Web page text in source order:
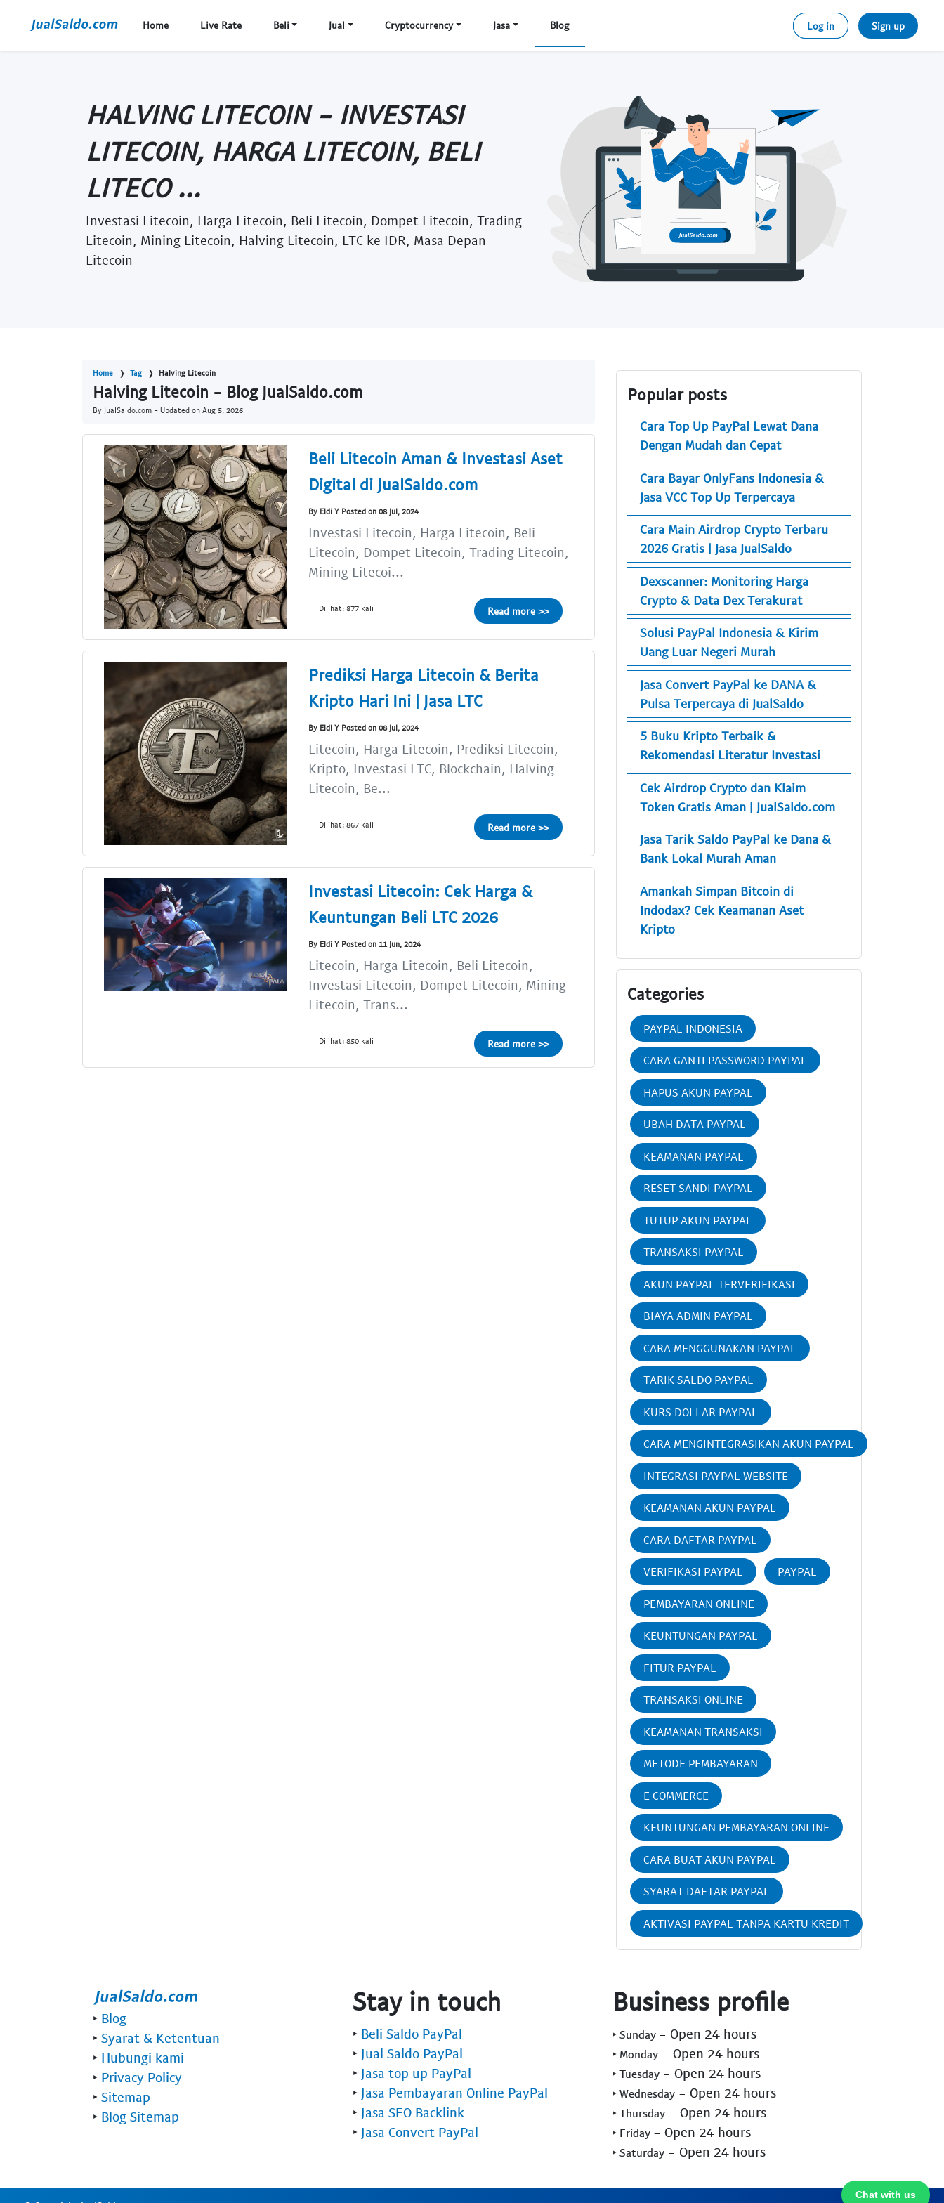
Home Live Rate Beli Jual Cryptocurrency Jasa Blog Log in Sign up
HALVING LITECOIN - INVESTASI
LITECOIN, HARGA LITECOIN, BELI
LITECO ...
Investasi Litecoin, Harga Litecoin, Beli Litecoin, Dompet Litecoin, Trading
Litecoin, Mining Litecoin, Halving Litecoin, LTC ke IDR, Masa Depan
Litecoin
Home Tag Halving Litecoin
Halving Litecoin - Blog JualSaldo.com
By JualSaldo.com - Updated on Aug 5, 2026
Beli Litecoin Aman & Investasi Aset
Digital di JualSaldo.com
By Eldi Y Posted on 08 Jul, 2024
Investasi Litecoin, Harga Litecoin, Beli
Litecoin, Dompet Litecoin, Trading Litecoin,
Mining Litecoi...
Dilihat: 877 kali Read more >>
Prediksi Harga Litecoin & Berita
Kripto Hari Ini | Jasa LTC
By Eldi Y Posted on 08 Jul, 2024
Litecoin, Harga Litecoin, Prediksi Litecoin,
Kripto, Investasi LTC, Blockchain, Halving
Litecoin, Be...
Dilihat: 867 kali Read more >>
Investasi Litecoin: Cek Harga &
Keuntungan Beli LTC 2026
By Eldi Y Posted on 11 Jun, 2024
Litecoin, Harga Litecoin, Beli Litecoin,
Investasi Litecoin, Dompet Litecoin, Mining
Litecoin, Trans...
Dilihat: 850 kali Read more >>
Popular posts
Cara Top Up PayPal Lewat Dana
Dengan Mudah dan Cepat
Cara Bayar OnlyFans Indonesia &
Jasa VCC Top Up Terpercaya
Cara Main Airdrop Crypto Terbaru
2026 Gratis | Jasa JualSaldo
Dexscanner: Monitoring Harga
Crypto & Data Dex Terakurat
Solusi PayPal Indonesia & Kirim
Uang Luar Negeri Murah
Jasa Convert PayPal ke DANA &
Pulsa Terpercaya di JualSaldo
5 Buku Kripto Terbaik &
Rekomendasi Literatur Investasi
Cek Airdrop Crypto dan Klaim
Token Gratis Aman | JualSaldo.com
Jasa Tarik Saldo PayPal ke Dana &
Bank Lokal Murah Aman
Amankah Simpan Bitcoin di
Indodax? Cek Keamanan Aset
Kripto
Categories
PAYPAL INDONESIA
CARA GANTI PASSWORD PAYPAL
HAPUS AKUN PAYPAL
UBAH DATA PAYPAL
KEAMANAN PAYPAL
RESET SANDI PAYPAL
TUTUP AKUN PAYPAL
TRANSAKSI PAYPAL
AKUN PAYPAL TERVERIFIKASI
BIAYA ADMIN PAYPAL
CARA MENGGUNAKAN PAYPAL
TARIK SALDO PAYPAL
KURS DOLLAR PAYPAL
CARA MENGINTEGRASIKAN AKUN PAYPAL
INTEGRASI PAYPAL WEBSITE
KEAMANAN AKUN PAYPAL
CARA DAFTAR PAYPAL
VERIFIKASI PAYPAL PAYPAL
PEMBAYARAN ONLINE
KEUNTUNGAN PAYPAL
FITUR PAYPAL
TRANSAKSI ONLINE
KEAMANAN TRANSAKSI
METODE PEMBAYARAN
E COMMERCE
KEUNTUNGAN PEMBAYARAN ONLINE
CARA BUAT AKUN PAYPAL
SYARAT DAFTAR PAYPAL
AKTIVASI PAYPAL TANPA KARTU KREDIT
Chat with us
‣ Blog
‣ Syarat & Ketentuan
‣ Hubungi kami
‣ Privacy Policy
‣ Sitemap
‣ Blog Sitemap
Stay in touch
‣ Beli Saldo PayPal
‣ Jual Saldo PayPal
‣ Jasa top up PayPal
‣ Jasa Pembayaran Online PayPal
‣ Jasa SEO Backlink
‣ Jasa Convert PayPal
Business profile
‣ Sunday - Open 24 hours
‣ Monday - Open 24 hours
‣ Tuesday - Open 24 hours
‣ Wednesday - Open 24 hours
‣ Thursday - Open 24 hours
‣ Friday - Open 24 hours
‣ Saturday - Open 24 hours